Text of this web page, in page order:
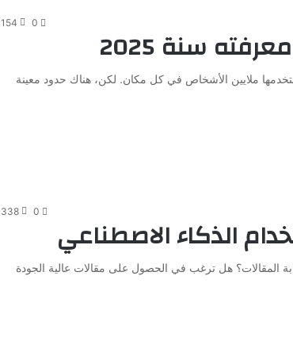
0
154
سنة 2025
ملايين الأشخاص في كل مكان. لكن، هناك حدود معينة
0
338
الذكاء الاصطناعي
المقالات؟ هل ترغب في الحصول على مقالات عالية الجودة